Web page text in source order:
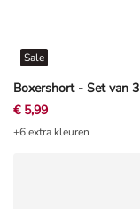
Boxershort - Set van 3
Sale
€ 5,99
+6 extra kleuren